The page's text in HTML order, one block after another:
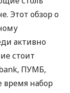
Этот обзор о
активно
стоит
ПУМБ,
время набор